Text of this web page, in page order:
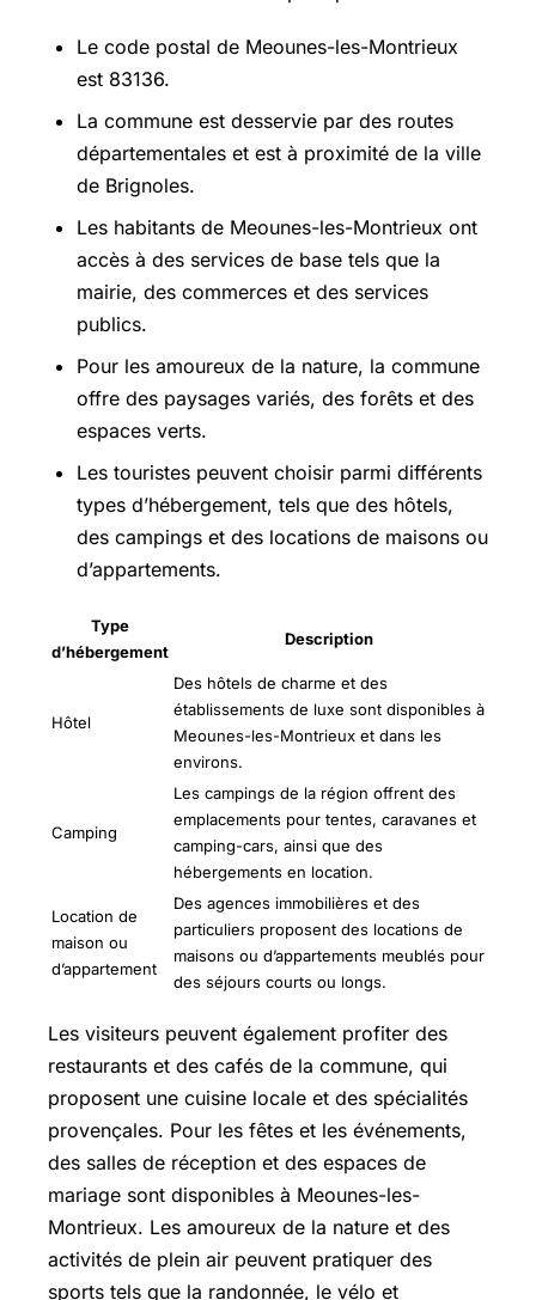
Le code postal de Meounes-les-Montrieux
est 83136.
La commune est desservie par des routes
départementales et est à proximité de la ville
de Brignoles.
Les habitants de Meounes-les-Montrieux ont
accès à des services de base tels que la
mairie, des commerces et des services
publics.
Pour les amoureux de la nature, la commune
offre des paysages variés, des forêts et des
espaces verts.
Les touristes peuvent choisir parmi différents
types d’hébergement, tels que des hôtels,
des campings et des locations de maisons ou
d’appartements.
Type
d’hébergement
Description
Hôtel
Des hôtels de charme et des
établissements de luxe sont disponibles à
Meounes-les-Montrieux et dans les
environs.
Camping
Les campings de la région offrent des
emplacements pour tentes, caravanes et
camping-cars, ainsi que des
hébergements en location.
Location de
maison ou
d’appartement
Des agences immobilières et des
particuliers proposent des locations de
maisons ou d’appartements meublés pour
des séjours courts ou longs.
Les visiteurs peuvent également profiter des
restaurants et des cafés de la commune, qui
proposent une cuisine locale et des spécialités
provençales. Pour les fêtes et les événements,
des salles de réception et des espaces de
mariage sont disponibles à Meounes-les-
Montrieux. Les amoureux de la nature et des
activités de plein air peuvent pratiquer des
sports tels que la randonnée, le vélo et